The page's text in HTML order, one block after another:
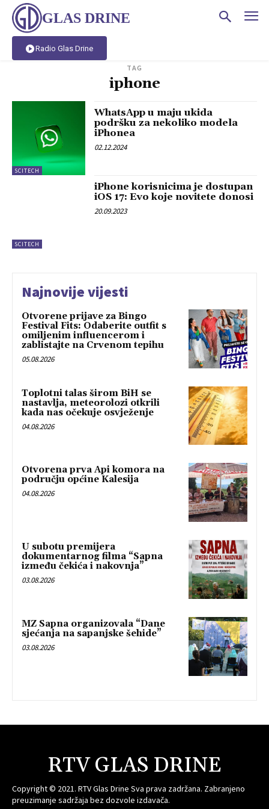
GLAS DRINE
Radio Glas Drine
TAG
iphone
SCITECH
WhatsApp u maju ukida
podršku za nekoliko modela
iPhonea
02.12.2024
SCITECH
iPhone korisnicima je dostupan
iOS 17: Evo koje novitete donosi
20.09.2023
Najnovije vijesti
Otvorene prijave za Bingo
Festival Fits: Odaberite outfit s
omiljenim influencerom i
zablistajte na Crvenom tepihu
05.08.2026
Toplotni talas širom BiH se
nastavlja, meteorolozi otkrili
kada nas očekuje osvježenje
04.08.2026
Otvorena prva Api komora na
području općine Kalesija
04.08.2026
U subotu premijera
dokumentarnog filma “Sapna
između čekića i nakovnja”
03.08.2026
MZ Sapna organizovala “Dane
sjećanja na sapanjske šehide”
03.08.2026
RTV GLAS DRINE
Copyright © 2021. RTV Glas Drine Sva prava zadržana. Zabranjeno
preuzimanje sadržaja bez dozvole izdavača.